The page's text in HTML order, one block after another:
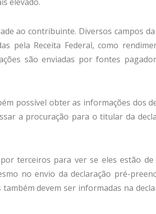
ao contribuinte. Diversos campos
pela Receita Federal, como
são enviadas por fontes
possível obter as informações dos
a procuração para o titular da
terceiros para ver se eles estão de
no envio da declaração pré-
devem ser informadas na